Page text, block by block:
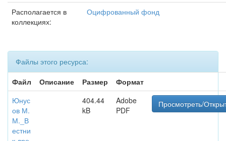
Располагается в
коллекциях:
Оцифрованный фонд
Файлы этого ресурса:
Файл
Описание Размер
Формат
Юнус
ов М.
М._В
естни
404.44
kB
Adobe
PDF
Просмотреть/